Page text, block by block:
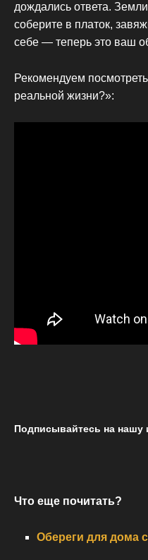
дождались ответа.
соберите в платок,
себе — теперь это ваш
Рекомендуем
реальной жизни?»:
Подписывайтесь на нашу
Что еще почитать?
Обереги для дома